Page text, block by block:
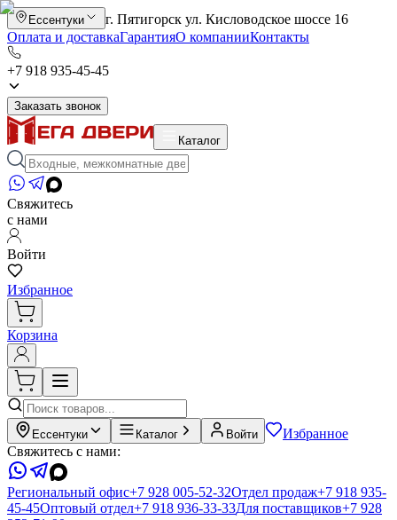
Ессентуки
г. Пятигорск ул. Кисловодское шоссе 16
Оплата и доставкаГарантияО компанииКонтакты
+7 918 935-45-45
Заказать звонок
Каталог
Свяжитесь
с нами
Войти
Избранное
Корзина
Ессентуки Каталог Войти
Избранное
Свяжитесь с нами:
Региональный офис+7 928 005-52-32Отдел продаж+7 918 935-
45-45Оптовый отдел+7 918 936-33-33Для поставщиков+7 928